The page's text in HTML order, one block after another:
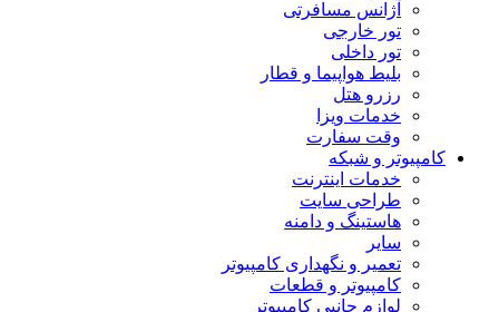
آژانس مسافرتی
تور خارجی
تور داخلی
بلیط هواپیما و قطار
رزرو هتل
خدمات ویزا
وقت سفارت
کامپیوتر و شبکه
خدمات اینترنت
طراحی سایت
هاستینگ و دامنه
سایر
تعمیر و نگهداری کامپیوتر
کامپیوتر و قطعات
لوازم جانبی کامپیوتر